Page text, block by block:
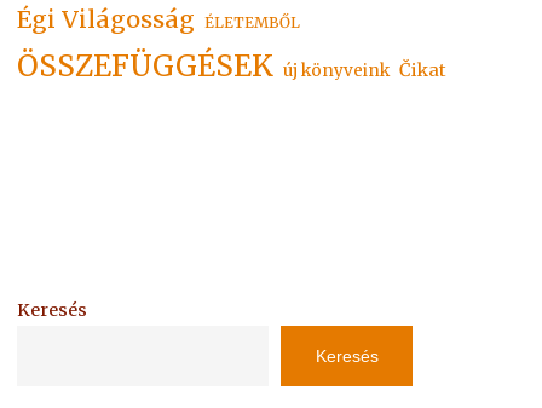
Égi Világosság ÉLETEMBŐL
ÖSSZEFÜGGÉSEK új könyveink Čikat
Keresés
Keresés